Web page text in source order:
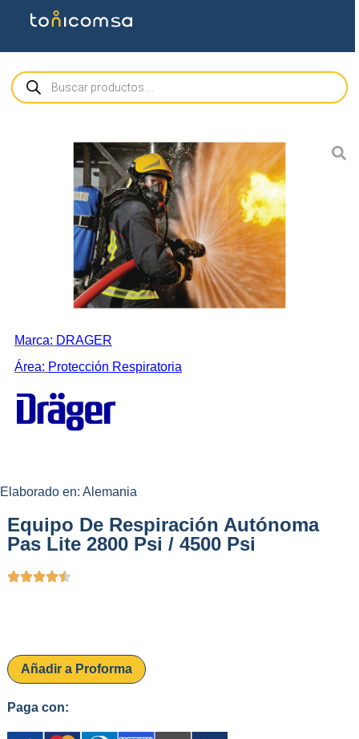
Marca: DRAGER
Área: Protección Respiratoria
Elaborado en: Alemania
Equipo De Respiración Autónoma
Pas Lite 2800 Psi / 4500 Psi
Añadir a Proforma
Paga con: